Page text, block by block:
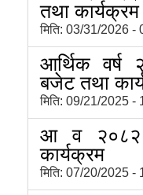
तथा कार्यक्रम
मिति: 03/31/2026 -
आर्थिक वर्ष
बजेट तथा
मिति: 09/21/2025 -
आ व
कार्यक्रम
मिति: 07/20/2025 -